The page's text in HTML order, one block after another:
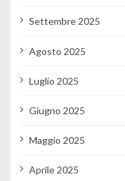
Settembre 2025
Agosto 2025
Luglio 2025
Giugno 2025
Maggio 2025
Aprile 2025